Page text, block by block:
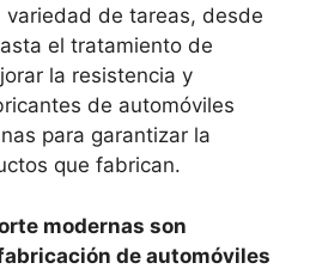
variedad de tareas, desde
el tratamiento de
la resistencia y
de automóviles
para garantizar la
que fabrican.
modernas son
de automóviles